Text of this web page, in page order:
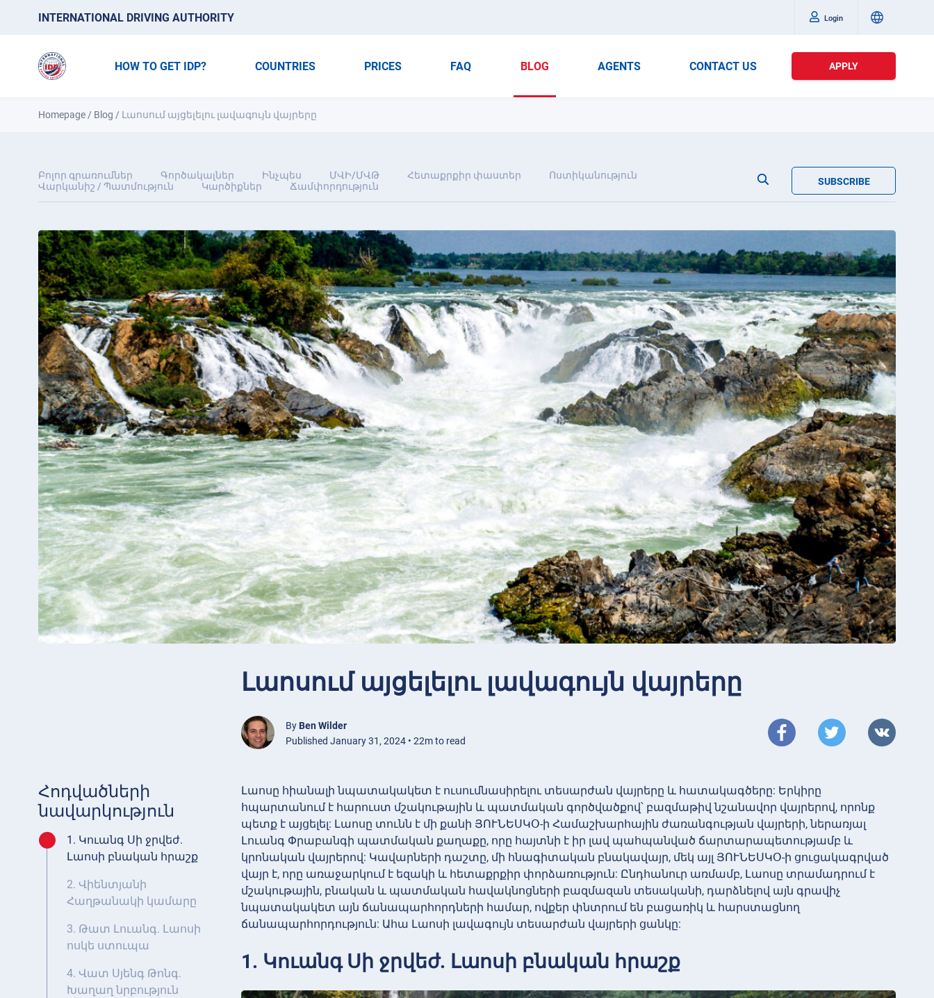
INTERNATIONAL DRIVING AUTHORITY Login
HOW TO GET IDP? COUNTRIES PRICES FAQ BLOG AGENTS CONTACT US APPLY
Homepage / Blog / Լաոսում այցելելու լավագույն վայրերը
Բոլոր գրառումներ Գործակալներ Ինչպես ՄՎԻ/ՄՎԹ Հետաքրքիր փաստեր
Ոստիկանություն
Վարկանիշ / Պատմություն
Կարծիքներ Ճամփորդություն SUBSCRIBE
Լաոսում այցելելու լավագույն վայրերը
By Ben Wilder
Published January 31, 2024 • 22m to read
Հոդվածների
նավարկություն
1. Կուանգ Սի ջրվեժ.
Լաոսի բնական հրաշք
2. Վիենտյանի
Հաղթանակի կամարը
3. Թատ Լուանգ. Լաոսի
ոսկե ստուպա
4. Վատ Սյենգ Թոնգ.
Խաղաղ նրբություն
Լաոսը հիանալի նպատակակետ է ուսումնասիրելու տեսարժան վայրերը և հատակագծերը: Երկիրը
հպարտանում է հարուստ մշակութային և պատմական գործվածքով՝ բազմաթիվ նշանավոր վայրերով, որոնք
պետք է այցելել: Լաոսը տունն է մի քանի ՅՈՒՆԵՍԿՕ-ի Համաշխարհային ժառանգության վայրերի, ներառյալ
Լուանգ Փրաբանգի պատմական քաղաքը, որը հայտնի է իր լավ պահպանված ճարտարապետությամբ և
կրոնական վայրերով: Կավարների դաշտը, մի հնագիտական բնակավայր, մեկ այլ ՅՈՒՆԵՍԿՕ-ի ցուցակագրված
վայր է, որը առաջարկում է եզակի և հետաքրքիր փորձառություն: Ընդհանուր առմամբ, Լաոսը տրամադրում է
մշակութային, բնական և պատմական հավակնոցների բազմազան տեսականի, դարձնելով այն գրավիչ
նպատակակետ այն ճանապարհորդների համար, ովքեր փնտրում են բացառիկ և հարստացնող
ճանապարհորդություն: Ահա Լաոսի լավագույն տեսարժան վայրերի ցանկը:
1. Կուանգ Սի ջրվեժ. Լաոսի բնական հրաշք